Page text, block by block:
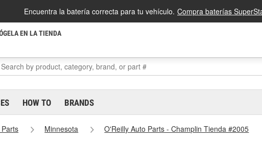
Encuentra la batería correcta para tu vehículo. Compra baterías
EN LA TIENDA
HOW TO BRANDS
Minnesota
O'Reilly Auto Parts - Champlin Tienda #2005